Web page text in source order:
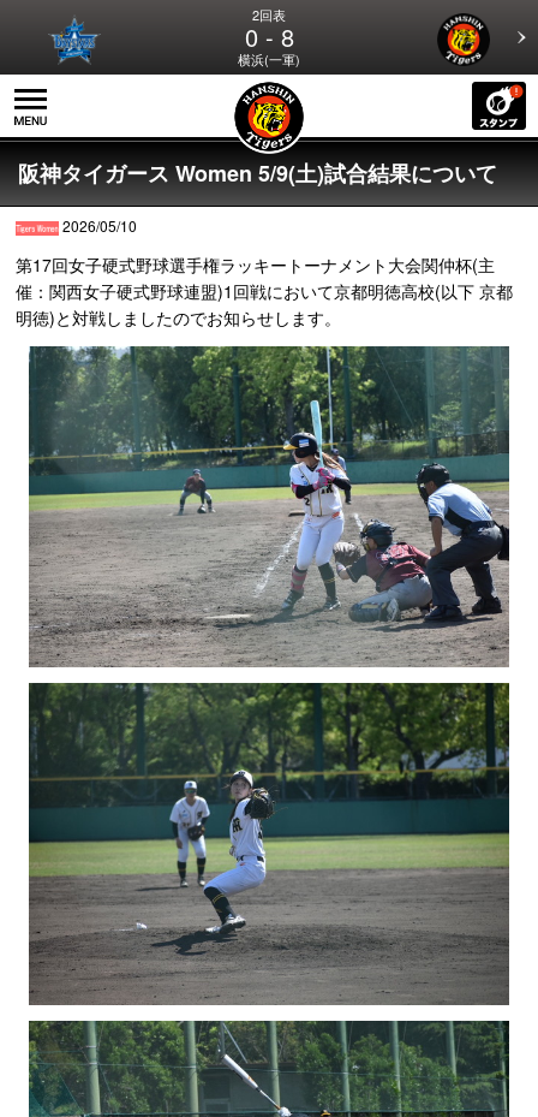
2回表
0 - 8
横浜(一軍)
阪神タイガース Women 5/9(土)試合結果について
2026/05/10
第17回女子硬式野球選手権ラッキートーナメント大会関仲杯(主
催：関西女子硬式野球連盟)1回戦において京都明徳高校(以下 京都
明徳)と対戦しましたのでお知らせします。